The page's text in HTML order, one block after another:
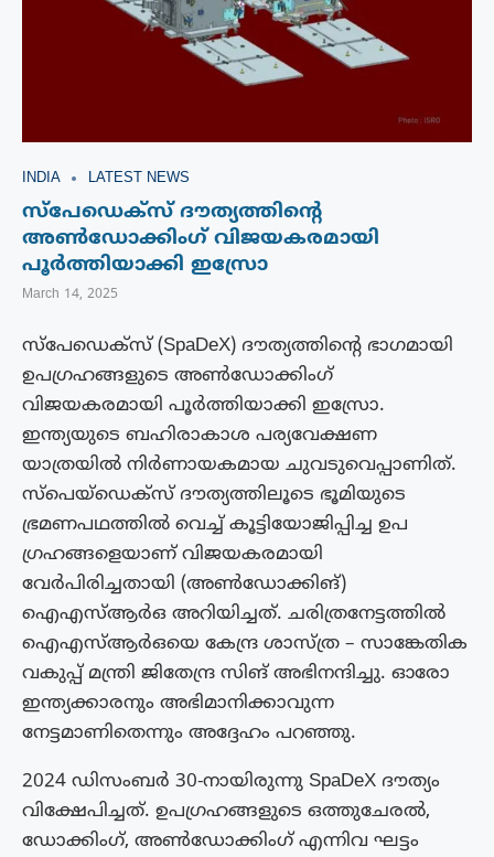
INDIA LATEST NEWS
സ്പേഡെക്സ് ദൗത്യത്തിന്റെ
അൺഡോക്കിം​ഗ് വിജയകരമായി
പൂർത്തിയാക്കി ഇസ്രോ
March 14, 2025
സ്പേഡെക്സ് (SpaDeX) ദൗത്യത്തിന്റെ ഭാ​ഗമായി
ഉപ​ഗ്രഹങ്ങളുടെ അൺഡോക്കിം​ഗ്
വിജയകരമായി പൂർത്തിയാക്കി ഇസ്രോ.
ഇന്ത്യയുടെ ബഹിരാകാശ പര്യവേക്ഷണ
യാത്രയിൽ നിർണായകമായ ചുവടുവെപ്പാണിത്.
സ്‌പെയ്‌ഡെക്‌സ് ദൗത്യത്തിലൂടെ ഭൂമിയുടെ
ഭ്രമണപഥത്തില്‍ വെച്ച് കൂട്ടിയോജിപ്പിച്ച ഉപ​
ഗ്രഹങ്ങളെയാണ് വിജയകരമായി
വേർപിരിച്ചതായി (അൺഡോക്കിങ്)
ഐഎസ്ആർഒ അറിയിച്ചത്. ചരിത്രനേട്ടത്തിൽ
ഐഎസ്ആർഒയെ കേന്ദ്ര ശാസ്ത്ര – സാങ്കേതിക
വകുപ്പ് മന്ത്രി ജിതേന്ദ്ര സിങ് അഭിനന്ദിച്ചു. ഓരോ
ഇന്ത്യക്കാരനും അഭിമാനിക്കാവുന്ന
നേട്ടമാണിതെന്നും അദ്ദേഹം പറഞ്ഞു.
2024 ഡിസംബർ 30-നായിരുന്നു SpaDeX ദൗത്യം
വിക്ഷേപിച്ചത്. ഉപ​ഗ്രഹങ്ങളുടെ ഒത്തുചേരൽ,
ഡോക്കിം​ഗ്, അൺഡോക്കിം​ഗ് എന്നിവ ഘട്ടം